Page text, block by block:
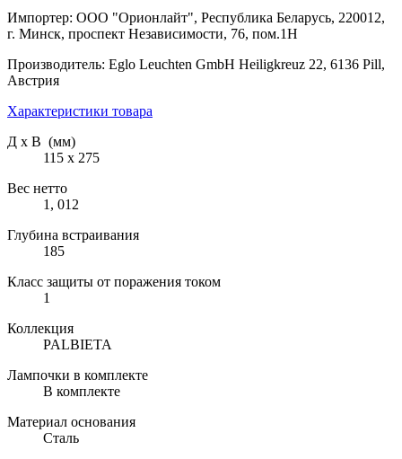
Импортер: ООО "Орионлайт", Республика Беларусь, 220012,
г. Минск, проспект Независимости, 76, пом.1Н
Производитель: Eglo Leuchten GmbH Heiligkreuz 22, 6136 Pill,
Австрия
Характеристики товара
Д х В (мм)
115 х 275
Вес нетто
1, 012
Глубина встраивания
185
Класс защиты от поражения током
1
Коллекция
PALBIETA
Лампочки в комплекте
В комплекте
Материал основания
Сталь